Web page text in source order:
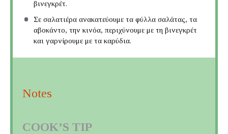
βινεγκρέτ.
Σε σαλατιέρα ανακατεύουμε τα φύλλα σαλάτας, τα
αβοκάντο, την κινόα, περιχύνουμε με τη βινεγκρέτ
και γαρνίρουμε με τα καρύδια.
Notes
COOK’S TIP